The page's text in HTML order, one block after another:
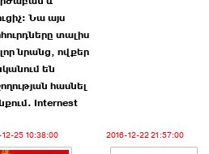
Նա այս
տալիս
նրանց, ովքեր
են
հասնել
Internest
25 10:38:00 2016-12-22 21:57:00